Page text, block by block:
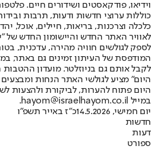
וידיאו, פודקאסטים ושידורים חיים.
כוללות ערוצי חדשות ודעות, תרבות
לאוויר האתר החדש והיישומון החדש של
לספק לגולשים חוויה מהירה, עדכנית,
המודפסת של העיתון זמינים גם באתר,
לקבל אותם גם בניוזלטר. מועדון
היום" מציע לגולשי האתר הנחות
היום פתוח להערות, לביקורת ולהצעות
במייל hayom@israelhayom.co.il.
יום חמישי, 14.5.2026
כ"ז באייר תשפ"ו
חדשות
דעות
ספורט